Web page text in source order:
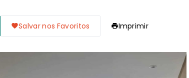
Salvar nos Favoritos Imprimir